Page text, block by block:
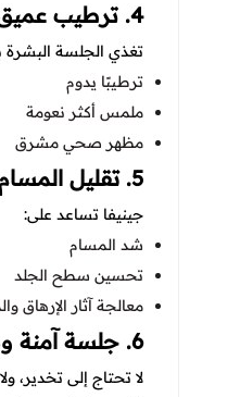
4. ترطيب عميق ومظهر ممتلئ
تغذي الجلسة البشرة
ترطيبًا يدوم
ملمس أكثر نعومة
مظهر صحي مشرق
5. تقليل المسام الواسعة وتحسين ملمس البشرة
جينيفا تساعد على:
شد المسام
تحسين سطح الجلد
معالجة آثار الإرهاق
6. جلسة آمنة وسريعة بدون ألم
لا تحتاج إلى تخدير،